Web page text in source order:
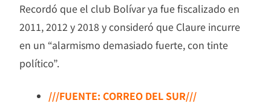
Recordó que el club Bolívar ya fue fiscalizado en
2011, 2012 y 2018 y consideró que Claure incurre
en un “alarmismo demasiado fuerte, con tinte
político”.
///FUENTE: CORREO DEL SUR///